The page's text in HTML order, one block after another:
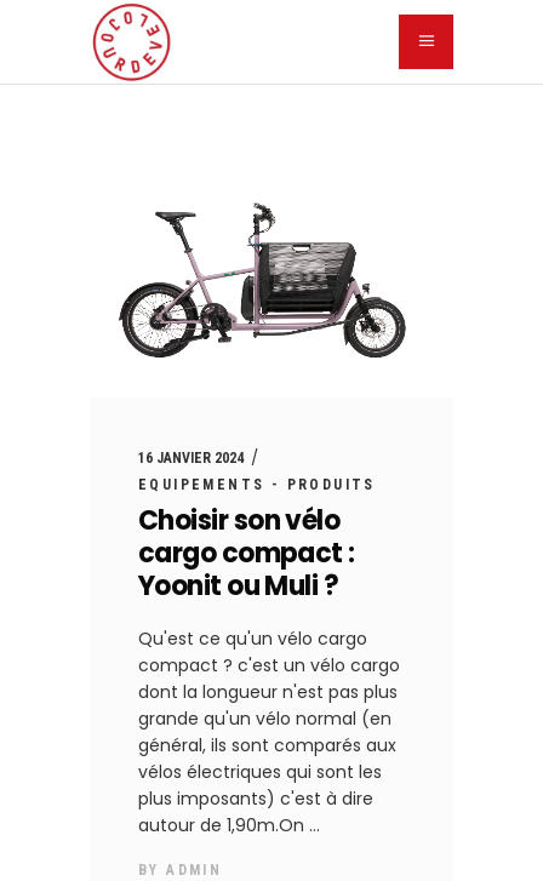
16 JANVIER 2024
EQUIPEMENTS - PRODUITS
Choisir son vélo
cargo compact :
Yoonit ou Muli ?
Qu'est ce qu'un vélo cargo
compact ? c'est un vélo cargo
dont la longueur n'est pas plus
grande qu'un vélo normal (en
général, ils sont comparés aux
vélos électriques qui sont les
plus imposants) c'est à dire
autour de 1,90m.On
BYADMIN